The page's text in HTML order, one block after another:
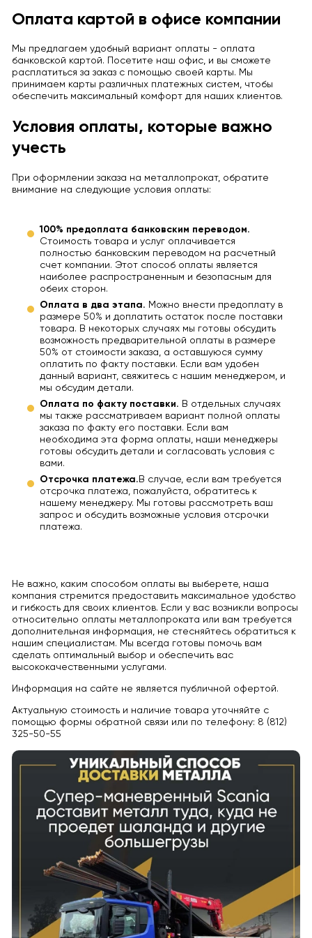
Оплата картой в офисе компании
Мы предлагаем удобный вариант оплаты - оплата
банковской картой. Посетите наш офис, и вы сможете
расплатиться за заказ с помощью своей карты. Мы
принимаем карты различных платежных систем, чтобы
обеспечить максимальный комфорт для наших клиентов.
Условия оплаты, которые важно
учесть
При оформлении заказа на металлопрокат, обратите
внимание на следующие условия оплаты:
100% предоплата банковским переводом.
Стоимость товара и услуг оплачивается
полностью банковским переводом на расчетный
счет компании. Этот способ оплаты является
наиболее распространенным и безопасным для
обеих сторон.
Оплата в два этапа. Можно внести предоплату в
размере 50% и доплатить остаток после поставки
товара. В некоторых случаях мы готовы обсудить
возможность предварительной оплаты в размере
50% от стоимости заказа, а оставшуюся сумму
оплатить по факту поставки. Если вам удобен
данный вариант, свяжитесь с нашим менеджером, и
мы обсудим детали.
Оплата по факту поставки. В отдельных случаях
мы также рассматриваем вариант полной оплаты
заказа по факту его поставки. Если вам
необходима эта форма оплаты, наши менеджеры
готовы обсудить детали и согласовать условия с
вами.
Отсрочка платежа. В случае, если вам требуется
отсрочка платежа, пожалуйста, обратитесь к
нашему менеджеру. Мы готовы рассмотреть ваш
запрос и обсудить возможные условия отсрочки
платежа.
Не важно, каким способом оплаты вы выберете, наша
компания стремится предоставить максимальное удобство
и гибкость для своих клиентов. Если у вас возникли вопросы
относительно оплаты металлопроката или вам требуется
дополнительная информация, не стесняйтесь обратиться к
нашим специалистам. Мы всегда готовы помочь вам
сделать оптимальный выбор и обеспечить вас
высококачественными услугами.
Информация на сайте не является публичной офертой.
Актуальную стоимость и наличие товара уточняйте с
помощью формы обратной связи или по телефону: 8 (812)
325-50-55